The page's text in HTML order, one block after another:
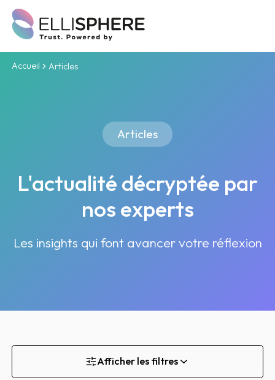
Accueil Articles
Articles
L'actualité décryptée par
nos experts
Les insights qui font avancer votre réflexion
Afficher les filtres